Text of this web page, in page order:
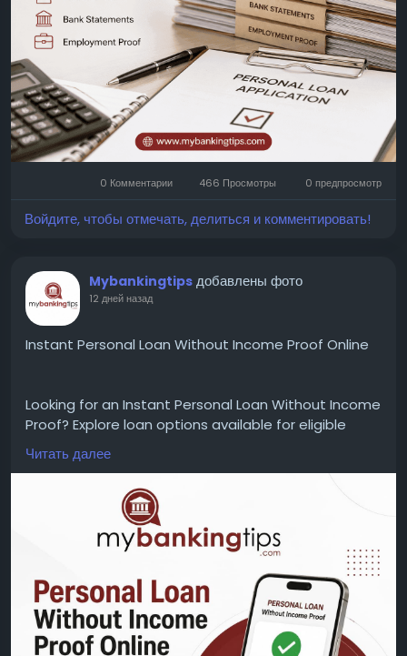
0 Комментарии 466 Просмотры 0 предпросмотр
Войдите, чтобы отмечать, делиться и комментировать!
Mybankingtips добавлены фото
12 дней назад
Instant Personal Loan Without Income Proof Online
Looking for an Instant Personal Loan Without Income
Proof? Explore loan options available for eligible
borrowers with a simple online application process.
Check eligibility criteria, accepted documents,
interest rates, loan amounts, repayment tenure,
processing details, and approval requirements
before applying.
WEBSITE:https://www.mybankingtips.com/personal-
loan/personal-loan-without-income-proof-online
Mail: business@mybankingtips.com
Address: Jaipur, Rajasthan, India 302017
Читать далее